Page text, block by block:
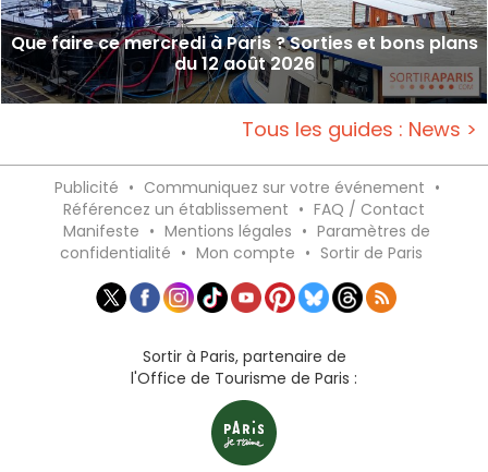
Que faire ce mercredi à Paris ? Sorties et bons plans
du 12 août 2026
Tous les guides : News >
Publicité • Communiquez sur votre événement •
Référencez un établissement • FAQ / Contact
Manifeste • Mentions légales • Paramètres de
confidentialité • Mon compte • Sortir de Paris
Sortir à Paris, partenaire de
l'Office de Tourisme de Paris :